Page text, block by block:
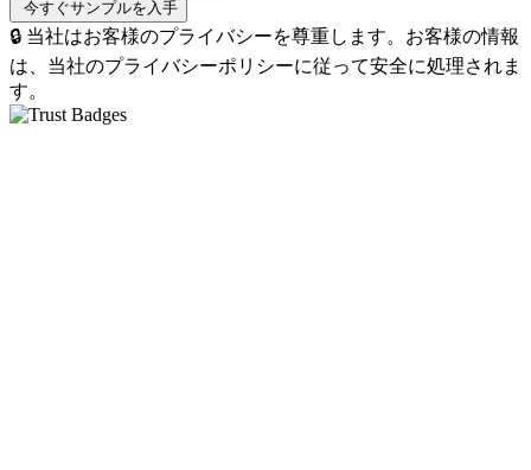
🔒 当社はお客様のプライバシーを尊重します。お客様の情報
は、当社のプライバシーポリシーに従って安全に処理されま
す。